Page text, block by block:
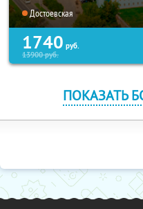
Достоевская
1740 руб.
13900руб.
ПОКАЗАТЬ